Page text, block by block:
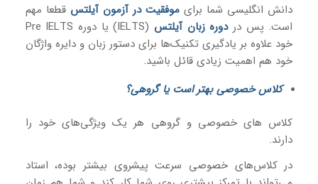
دانش انگلیسی شما برای موفقیت در آزمون آیلتس قطعا مهم
است. پس دردوره زبان آیلتس
(IELTS) یا دوره Pre IELTS
خود علاوه بر یادگیری تکنیک‌ها برای دستور زبان و دایره واژگان
خود هم اهمیت زیادی قائل باشید.
کلاس خصوصی بهتر است یا گروهی؟
کلاس‌ های خصوصی و گروهی هر یک ویژگی‌های خود را
دارند.
در کلاس‌های خصوصی سرعت پیشروی بیشتر بوده، استاد